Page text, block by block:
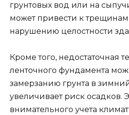
грунтовых вод или на
может привести к трещинам
нарушению целостности
Кроме того, недостаточная
ленточного фундамента
замерзанию грунта в
увеличивает риск осадков.
внимательного учета